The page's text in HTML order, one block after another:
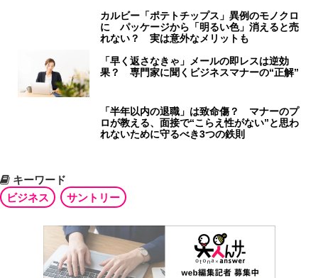
カルビー「ポテトチップス」異例のモノクロ
に パッケージから「明るい色」消えると売
れない？ 実は意外なメリットも
「早く返さなきゃ」メールの即レスは逆効
果？ 専門家に聞くビジネスマナーの“正解”
「半年以内の退職」は致命傷？ マナーのプ
ロが教える、面接で“こらえ性がない”と思わ
れないために守るべき3つの鉄則
キーワード
ビジネス
サントリー